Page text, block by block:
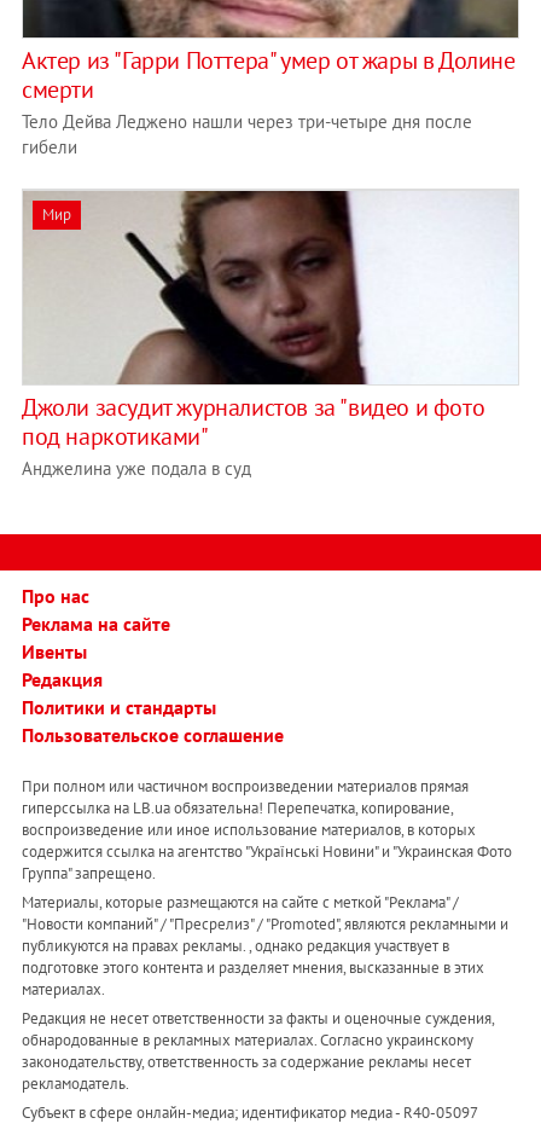
Актер из "Гарри Поттера" умер от жары в Долине
смерти
Тело Дейва Леджено нашли через три-четыре дня после
гибели
Мир
Джоли засудит журналистов за "видео и фото
под наркотиками"
Анджелина уже подала в суд
Про нас
Реклама на сайте
Ивенты
Редакция
Политики и стандарты
Пользовательское соглашение
При полном или частичном воспроизведении материалов прямая
гиперссылка на LB.ua обязательна! Перепечатка, копирование,
воспроизведение или иное использование материалов, в которых
содержится ссылка на агентство "Українськi Новини" и "Украинская Фото
Группа" запрещено.
Материалы, которые размещаются на сайте с меткой "Реклама" /
"Новости компаний" / "Пресрелиз" / "Promoted", являются рекламными и
публикуются на правах рекламы. , однако редакция участвует в
подготовке этого контента и разделяет мнения, высказанные в этих
материалах.
Редакция не несет ответственности за факты и оценочные суждения,
обнародованные в рекламных материалах. Согласно украинскому
законодательству, ответственность за содержание рекламы несет
рекламодатель.
Субъект в сфере онлайн-медиа; идентификатор медиа - R40-05097